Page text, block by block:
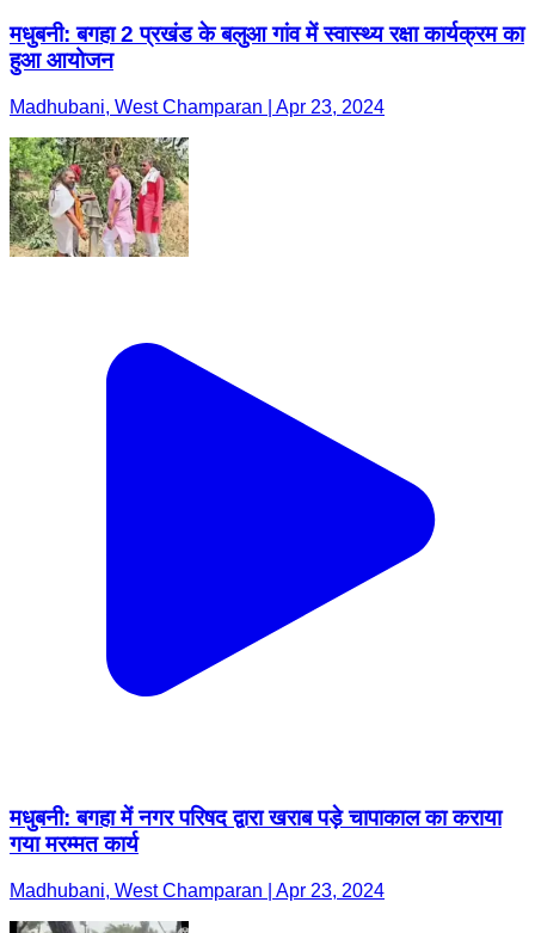
मधुबनी: बगहा 2 प्रखंड के बलुआ गांव में स्वास्थ्य रक्षा कार्यक्रम का
हुआ आयोजन
Madhubani, West Champaran | Apr 23, 2024
मधुबनी: बगहा में नगर परिषद द्वारा खराब पड़े चापाकाल का कराया
गया मरम्मत कार्य
Madhubani, West Champaran | Apr 23, 2024